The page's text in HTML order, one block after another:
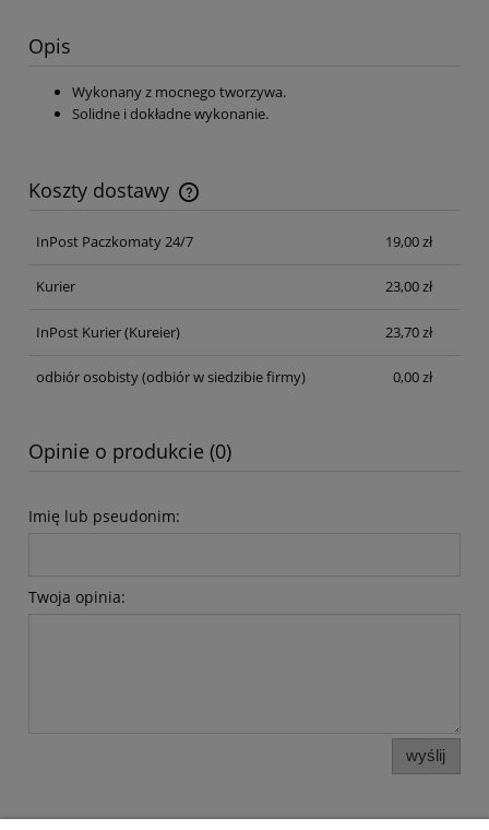
Opis
Wykonany z mocnego tworzywa.
Solidne i dokładne wykonanie.
Koszty dostawy
Cena nie zawiera ewentualnych kosztów płatności
InPost Paczkomaty 24/7
19,00 zł
Kurier 23,00 zł
InPost Kurier(Kureier) 23,70 zł
odbiór osobisty(odbiór w siedzibie firmy) 0,00 zł
Opinie o produkcie (0)
Imię lub pseudonim:
Twoja opinia:
wyślij